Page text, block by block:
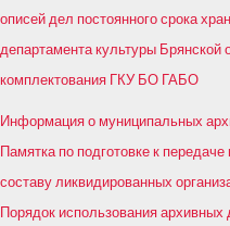
описей дел постоянного срока
департамента культуры Брянской
комплектования ГКУ БО ГАБО
Информация о муниципальных
Памятка по подготовке к
составу ликвидированных
Порядок использования